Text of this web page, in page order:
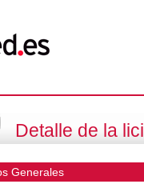
Detalle de la
Generales